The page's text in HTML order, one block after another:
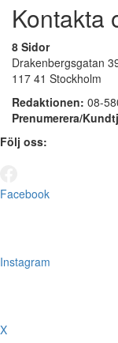
Kontakta
8 Sidor
Drakenbergsgatan
117 41 Stockholm
Redaktionen: 08-
Prenumerera/
Följ oss:
Facebook
Instagram
X